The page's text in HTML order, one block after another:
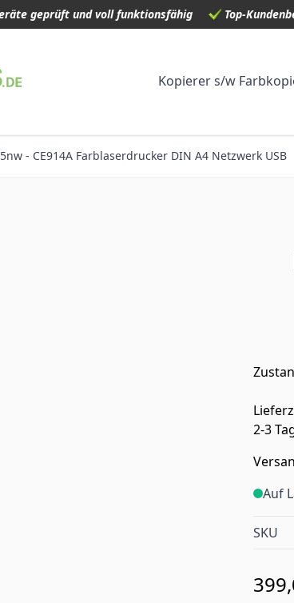
geprüft und voll funktionsfähig Top-
Kopierer s/w
- CE914A Farblaserdrucker DIN A4 Netzwerk USB
2-3
Auf
SKU